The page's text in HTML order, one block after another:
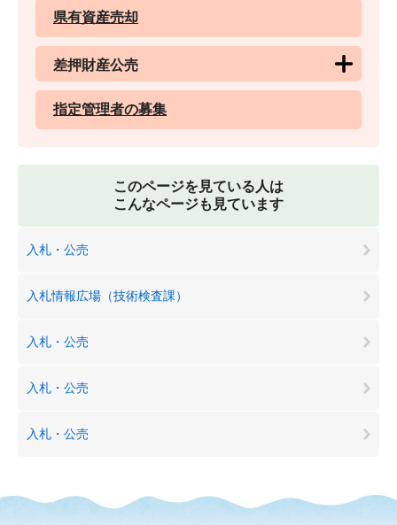
県有資産売却
差押財産公売
指定管理者の募集
このページを見ている人は
こんなページも見ています
入札・公売
入札情報広場（技術検査課）
入札・公売
入札・公売
入札・公売